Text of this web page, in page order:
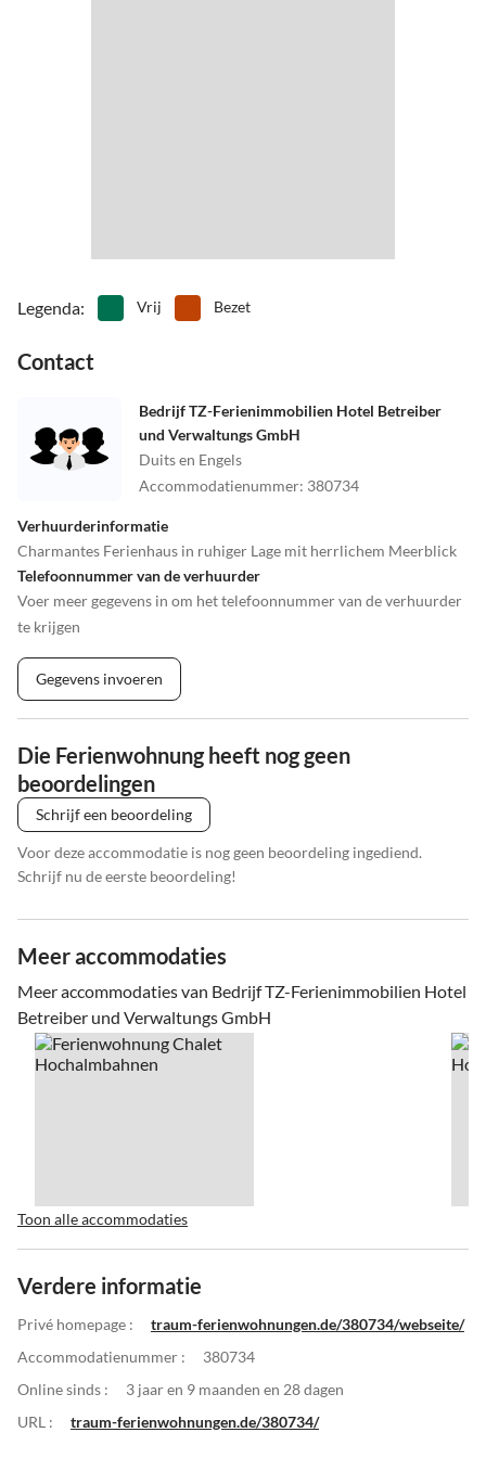
Legenda: Vrij Bezet
Contact
Bedrijf TZ-Ferienimmobilien Hotel Betreiber
und Verwaltungs GmbH
Duits en Engels
Accommodatienummer: 380734
Verhuurderinformatie
Charmantes Ferienhaus in ruhiger Lage mit herrlichem Meerblick
Telefoonnummer van de verhuurder
Voer meer gegevens in om het telefoonnummer van de verhuurder
te krijgen
Gegevens invoeren
Die Ferienwohnung heeft nog geen
beoordelingen
Schrijf een beoordeling
Voor deze accommodatie is nog geen beoordeling ingediend.
Schrijf nu de eerste beoordeling!
Meer accommodaties
Meer accommodaties van Bedrijf TZ-Ferienimmobilien Hotel
Betreiber und Verwaltungs GmbH
Toon alle accommodaties
Verdere informatie
Privé homepage :
traum-ferienwohnungen.de/380734/webseite/
Accommodatienummer :
380734
Online sinds :
3 jaar en 9 maanden en 28 dagen
URL :
traum-ferienwohnungen.de/380734/